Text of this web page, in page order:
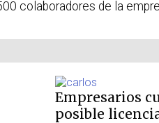
colaboradores de la
Empresarios
posible